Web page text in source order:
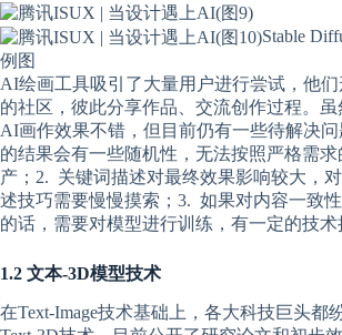
Stable
例图
AI绘画工具吸引了大量用户进行尝试，他们
的社区，彼此分享作品、交流创作过程。虽
AI画作效果不错，但目前仍有一些待解决
的结果会有一些随机性，无法按照严格需求
产；2. 关键词描述对最终效果影响较大，
述技巧需要慢慢摸索；3. 如果对内容一致
的话，需要对模型进行训练，有一定的技术
1.2 文本-3D模型技术
在Text-Image技术基础上，各大科技巨头都